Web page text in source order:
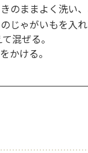
のままよく洗い
じゃがいもを入
混ぜる。
かける。